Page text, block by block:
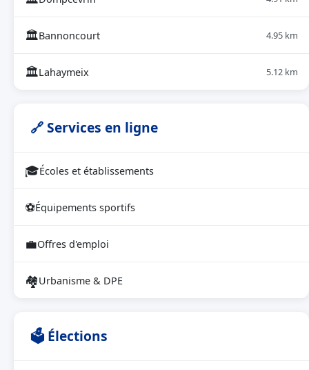
🏛Bannoncourt 4.95 km
🏛Lahaymeix 5.12 km
🔗 Services en ligne
🎓Écoles et établissements
⚽Équipements sportifs
💼Offres d'emploi
🏘Urbanisme & DPE
🗳 Élections